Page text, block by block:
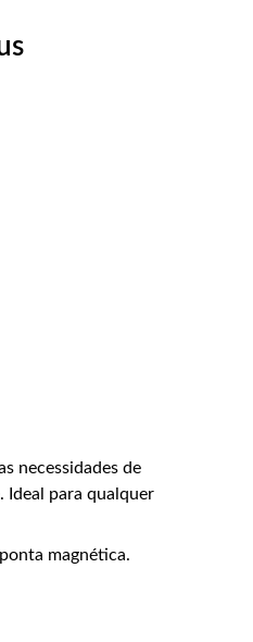
necessidades de
Ideal para qualquer
magnética.